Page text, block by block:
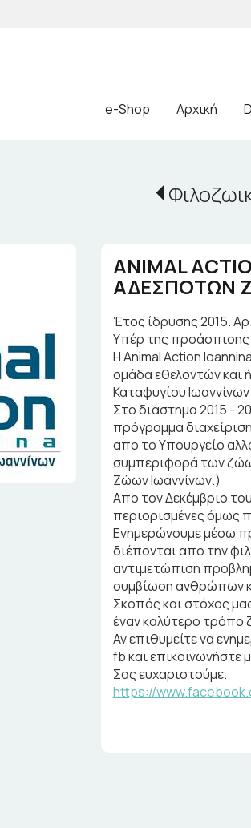
e-Shop Αρχική
ANIMAL
ΑΔΕΣΠΟΤΩΝ
Έτος ίδρυσης 2015.
Υπέρ της
Η Animal Action
ομάδα εθελοντών και
Καταφυγίου
Στο διάστημα 2015 -
πρόγραμμα
απο το Υπουργείο
συμπεριφορά των
Ζώων Ιωαννίνων.)
Απο τον Δεκέμβριο
περιορισμένες όμως
Ενημερώνουμε μέσω
διέπονται απο την
αντιμετώπιση
συμβίωση ανθρώπων
Σκοπός και στόχος
έναν καλύτερο τρόπο
Αν επιθυμείτε να
fb και επικοινωνήστε
Σας ευχαριστούμε.
https://